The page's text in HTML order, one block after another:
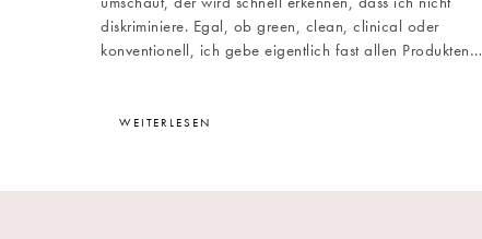
diskriminiere. Egal, ob green, clean, clinical oder
konventionell, ich gebe eigentlich fast allen Produkten…
WEITERLESEN